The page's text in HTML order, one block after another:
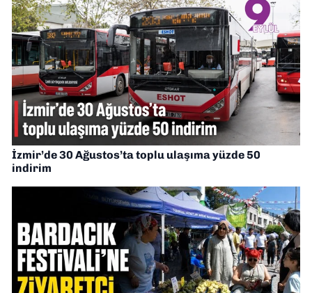
İzmir’de 30 Ağustos’ta toplu ulaşıma yüzde 50
indirim